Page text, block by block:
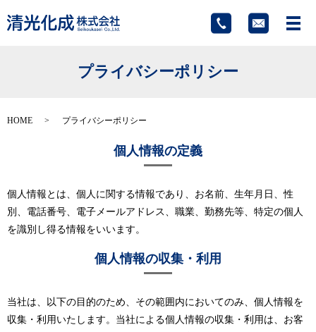
メ
プライバシーポリシー
HOME プライバシーポリシー
個人情報の定義
個人情報とは、個人に関する情報であり、お名前、生年月日、性
別、電話番号、電子メールアドレス、職業、勤務先等、特定の個人
を識別し得る情報をいいます。
個人情報の収集・利用
当社は、以下の目的のため、その範囲内においてのみ、個人情報を
収集・利用いたします。当社による個人情報の収集・利用は、お客